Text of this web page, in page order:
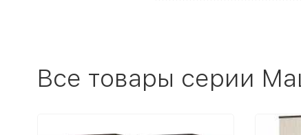
Все товары серии